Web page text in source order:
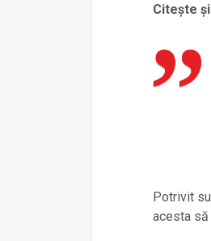
Citește
Potrivit
acesta să